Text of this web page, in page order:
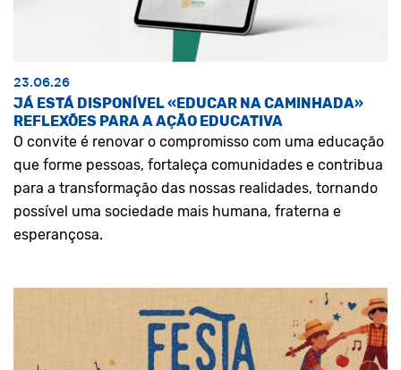
23.06.26
JÁ ESTÁ DISPONÍVEL «EDUCAR NA CAMINHADA»
REFLEXÕES PARA A AÇÃO EDUCATIVA
O convite é renovar o compromisso com uma educação
que forme pessoas, fortaleça comunidades e contribua
para a transformação das nossas realidades, tornando
possível uma sociedade mais humana, fraterna e
esperançosa.